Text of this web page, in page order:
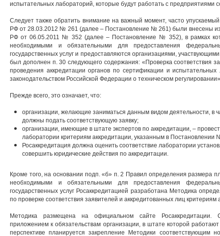
испытательных лабораторий, которые будут работать с предприятиями
Следует также обратить внимание на важный момент, часто
РФ от 28.03.2012 № 261 (далее – Постановление № 261) были внесены
РФ от 06.05.2011 № 352 (далее – Постановление № 352), в рамках
необходимыми и обязательными для предоставления
государственных услуг и предоставляются организациями,
был дополнен п. 30 следующего содержания: «Проверка соответствия
проведения аккредитации органов по сертификации и
законодательством Российской Федерации о техническом
Прежде всего, это означает, что:
организации, желающие заниматься данным видом деятельности, в
должны подать соответствующую заявку;
организации, имеющие в штате экспертов по аккредитации, –
лаборатории критериям аккредитации, указанным в Постановлении
Росаккредитация должна оценить соответствие лаборатории
совершить юридические действия по аккредитации.
Кроме того, на основании подп. «б» п. 2 Правил определения размера
необходимыми и обязательными для предоставления
государственных услуг Росаккредитацией разработана Методика
по проверке соответствия заявителей и аккредитованных лиц
Методика размещена на официальном сайте Росаккредитации.
приложением к обязательствам организации, в штате которой
перспективе планируется закрепление Методики соответствующим